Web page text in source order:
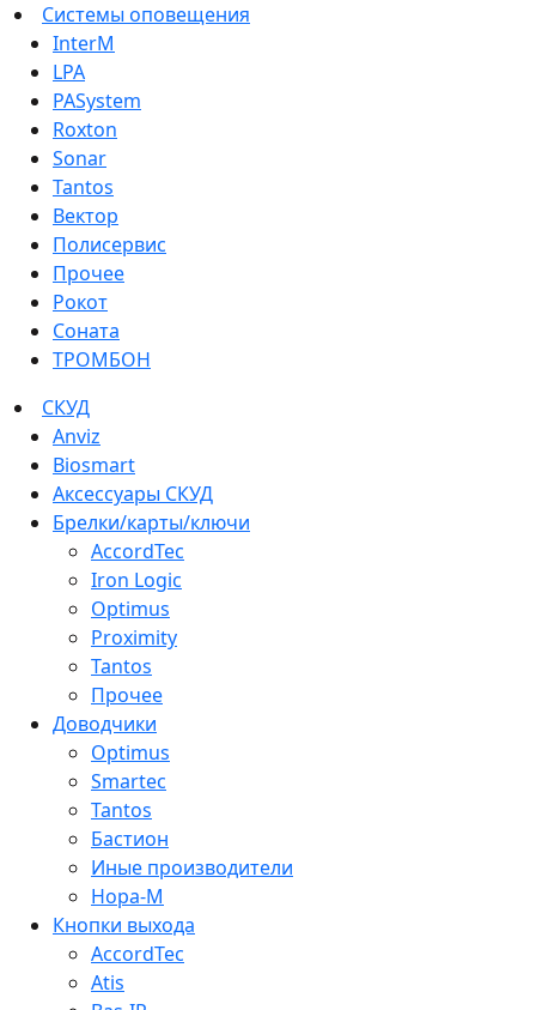
Системы оповещения
InterM
LPA
PASystem
Roxton
Sonar
Tantos
Вектор
Полисервис
Прочее
Рокот
Соната
ТРОМБОН
СКУД
Anviz
Biosmart
Аксессуары СКУД
Брелки/карты/ключи
AccordTec
Iron Logic
Optimus
Proximity
Tantos
Прочее
Доводчики
Optimus
Smartec
Tantos
Бастион
Иные производители
Нора-М
Кнопки выхода
AccordTec
Atis